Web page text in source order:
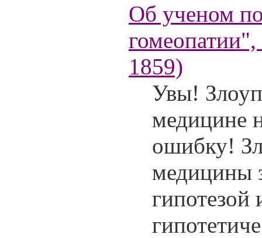
Об ученом
1859)
Увы!
медицине
ошибку!
медицины
гипотезой